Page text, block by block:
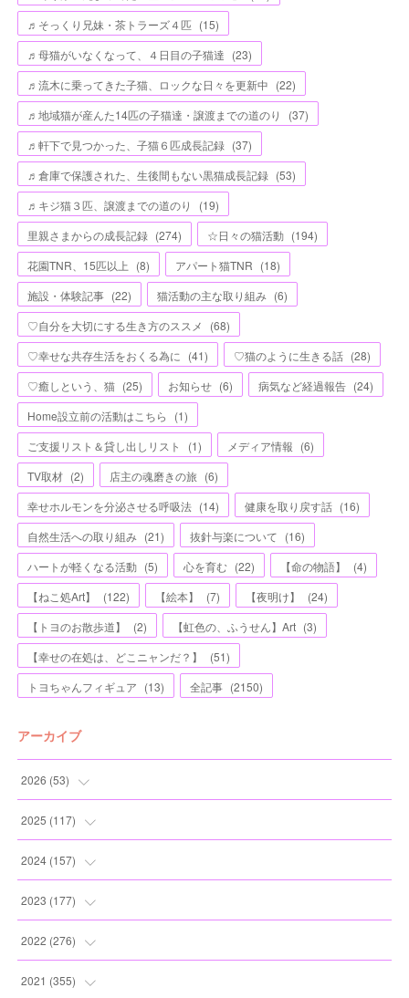
♬そっくり兄妹・茶トラーズ４匹 (15)
♬母猫がいなくなって、４日目の子猫達 (23)
♬流木に乗ってきた子猫、ロックな日々を更新中 (22)
♬地域猫が産んた14匹の子猫達・譲渡までの道のり
(37)
♬軒下で見つかった、子猫６匹成長記録 (37)
♬倉庫で保護された、生後間もない黒猫成長記録 (53)
♬キジ猫３匹、譲渡までの道のり
(19)
里親さまからの成長記録 (274) ☆日々の猫活動 (194)
花園TNR、15匹以上 (8) アパート猫TNR (18)
施設・体験記事 (22) 猫活動の主な取り組み (6)
♡自分を大切にする生き方のススメ
(68)
♡幸せな共存生活をおくる為に (41) ♡猫のように生きる話 (28)
♡癒しという、猫 (25) お知らせ (6) 病気など経過報告 (24)
Home設立前の活動はこちら
(1)
ご支援リスト＆貸し出しリスト
(1) メディア情報 (6)
TV取材 (2) 店主の魂磨きの旅 (6)
幸せホルモンを分泌させる呼吸法 (14) 健康を取り戻す話 (16)
自然生活への取り組み (21) 抜針与楽について (16)
ハートが軽くなる活動 (5) 心を育む (22) 【命の物語】 (4)
【ねこ処Art】
(122) 【絵本】 (7) 【夜明け】 (24)
【トヨのお散歩道】
(2) 【虹色の、ふうせん】Art (3)
【幸せの在処は、どこニャンだ？】
(51)
トヨちゃんフィギュア (13) 全記事 (2150)
アーカイブ
2026 (53)
(1)
(5)
(7)
(11
2025 (117)
(11
(12
(12
(13
2024(157)
(13
(13
(10
2023 (177)
(20
(10
2022 (276)
(17
2021 (355)